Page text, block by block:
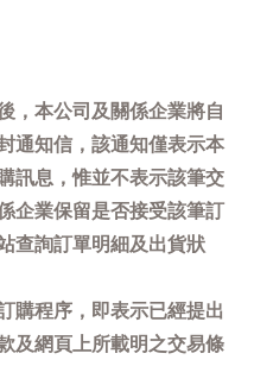
，本公司及關係企業將自
通知信，該通知僅表示本
訊息，惟並不表示該筆交
企業保留是否接受該筆訂
查詢訂單明細及出貨狀
購程序，即表示已經提出
及網頁上所載明之交易條